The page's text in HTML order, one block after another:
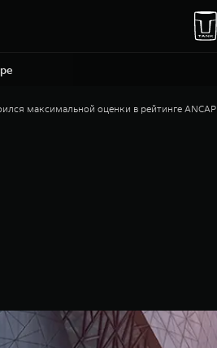
максимальной оценки в рейтинге ANCAP